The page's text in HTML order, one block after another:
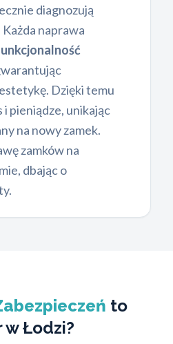
diagnozują
naprawa
Dzięki temu
i pieniądze, unikając
na nowy zamek.
zamków na
dbając o
to
Łodzi?